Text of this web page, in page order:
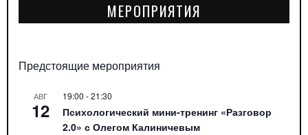
МЕРОПРИЯТИЯ
Предстоящие мероприятия
АВГ
12
19:00 -21:30
Психологический мини-тренинг «Разговор
2.0» с Олегом Калиничевым